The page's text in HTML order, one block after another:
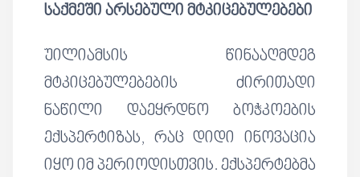
საქმეში არსებული მტკიცებულებები
უილიამსის წინააღმდეგ
მტკიცებულებების ძირითადი
ნაწილი დაეყრდნო ბოჭკოების
ექსპერტიზას, რაც დიდი ინოვაცია
იყო იმ პერიოდისთვის. ექსპერტებმა